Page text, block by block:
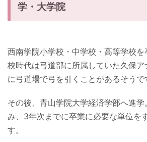
学・大学院
西南学院小学校・中学校・高等学校
校時代は弓道部に所属していた久保ア
に弓道場で弓を引くことがあるそうで
その後、青山学院大学経済学部へ進
み、3年次までに卒業に必要な単位を
す。